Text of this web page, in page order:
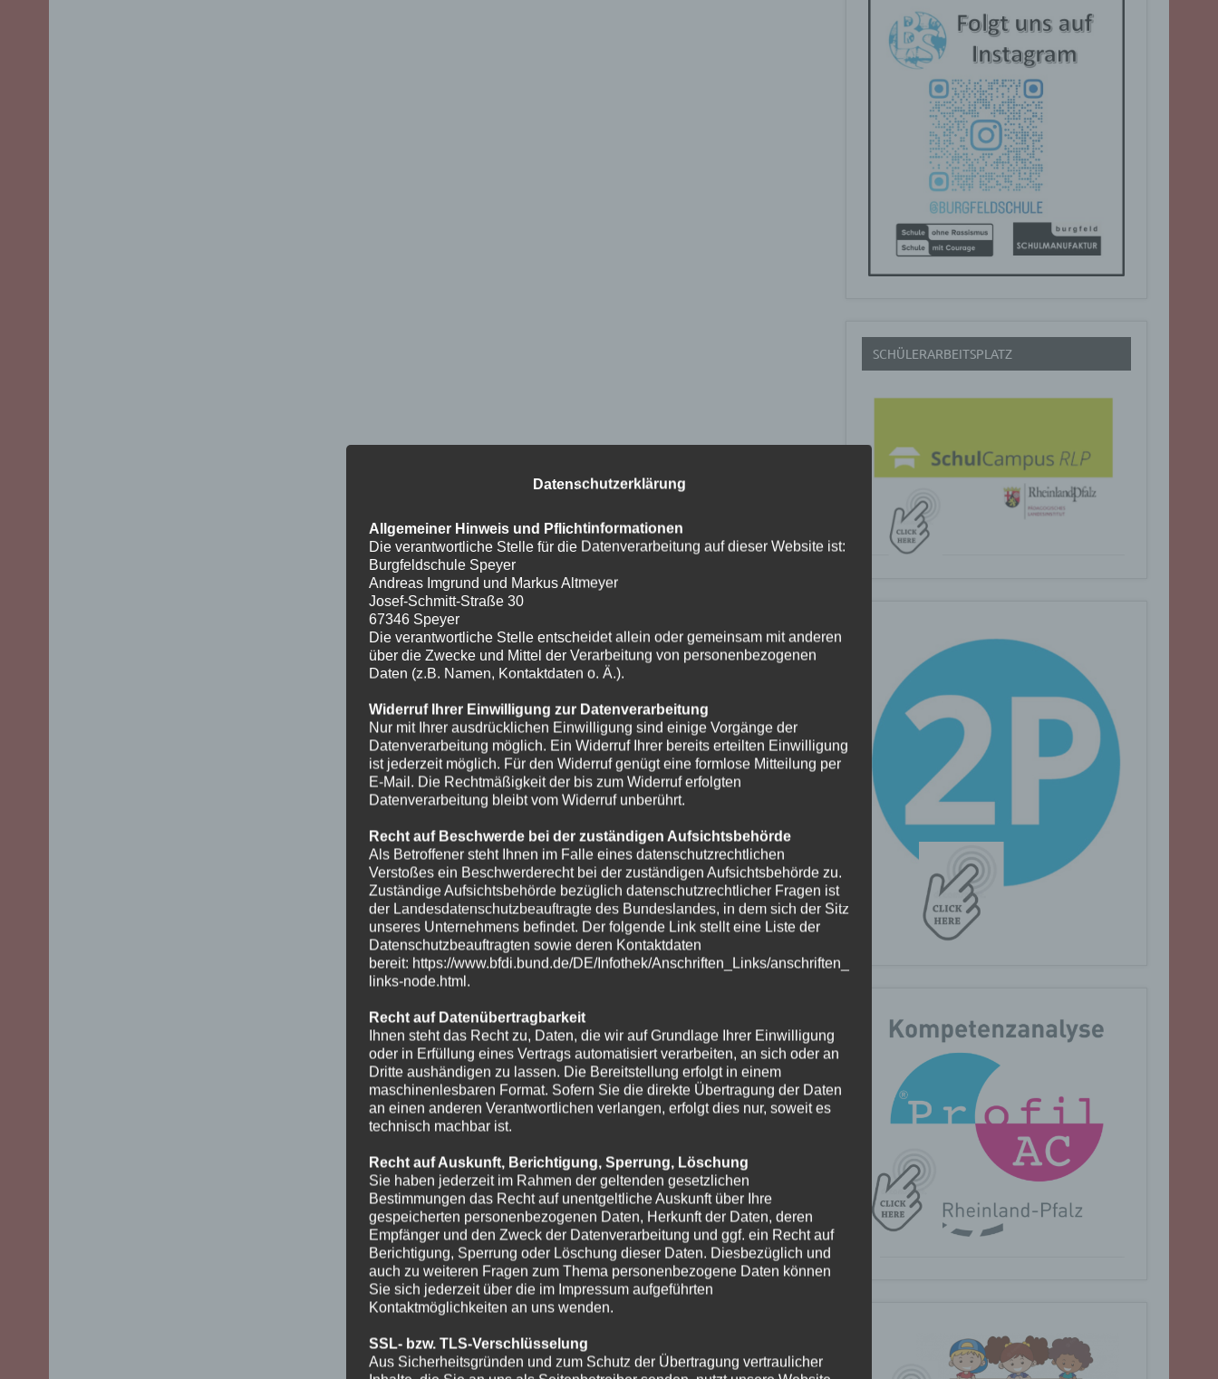
SCHÜLERARBEITSPLATZ
Datenschutzerklärung
Allgemeiner Hinweis und Pflichtinformationen
Die verantwortliche Stelle für die Datenverarbeitung auf dieser Website ist:
Burgfeldschule Speyer
Andreas Imgrund und Markus Altmeyer
Josef-Schmitt-Straße 30
67346 Speyer
Die verantwortliche Stelle entscheidet allein oder gemeinsam mit anderen
über die Zwecke und Mittel der Verarbeitung von personenbezogenen
Daten (z.B. Namen, Kontaktdaten o. Ä.).
Widerruf Ihrer Einwilligung zur Datenverarbeitung
Nur mit Ihrer ausdrücklichen Einwilligung sind einige Vorgänge der
Datenverarbeitung möglich. Ein Widerruf Ihrer bereits erteilten Einwilligung
ist jederzeit möglich. Für den Widerruf genügt eine formlose Mitteilung per
E-Mail. Die Rechtmäßigkeit der bis zum Widerruf erfolgten
Datenverarbeitung bleibt vom Widerruf unberührt.
Recht auf Beschwerde bei der zuständigen Aufsichtsbehörde
Als Betroffener steht Ihnen im Falle eines datenschutzrechtlichen
Verstoßes ein Beschwerderecht bei der zuständigen Aufsichtsbehörde zu.
Zuständige Aufsichtsbehörde bezüglich datenschutzrechtlicher Fragen ist
der Landesdatenschutzbeauftragte des Bundeslandes, in dem sich der Sitz
unseres Unternehmens befindet. Der folgende Link stellt eine Liste der
Datenschutzbeauftragten sowie deren Kontaktdaten
bereit: https://www.bfdi.bund.de/DE/Infothek/Anschriften_Links/anschriften_
links-node.html.
Recht auf Datenübertragbarkeit
Ihnen steht das Recht zu, Daten, die wir auf Grundlage Ihrer Einwilligung
oder in Erfüllung eines Vertrags automatisiert verarbeiten, an sich oder an
Dritte aushändigen zu lassen. Die Bereitstellung erfolgt in einem
maschinenlesbaren Format. Sofern Sie die direkte Übertragung der Daten
an einen anderen Verantwortlichen verlangen, erfolgt dies nur, soweit es
technisch machbar ist.
Recht auf Auskunft, Berichtigung, Sperrung, Löschung
Sie haben jederzeit im Rahmen der geltenden gesetzlichen
Bestimmungen das Recht auf unentgeltliche Auskunft über Ihre
gespeicherten personenbezogenen Daten, Herkunft der Daten, deren
Empfänger und den Zweck der Datenverarbeitung und ggf. ein Recht auf
Berichtigung, Sperrung oder Löschung dieser Daten. Diesbezüglich und
auch zu weiteren Fragen zum Thema personenbezogene Daten können
Sie sich jederzeit über die im Impressum aufgeführten
Kontaktmöglichkeiten an uns wenden.
SSL- bzw. TLS-Verschlüsselung
Aus Sicherheitsgründen und zum Schutz der Übertragung vertraulicher